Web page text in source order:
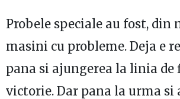
Probele speciale au fost, din
masini cu probleme. Deja e
pana si ajungerea la linia
victorie. Dar pana la urma